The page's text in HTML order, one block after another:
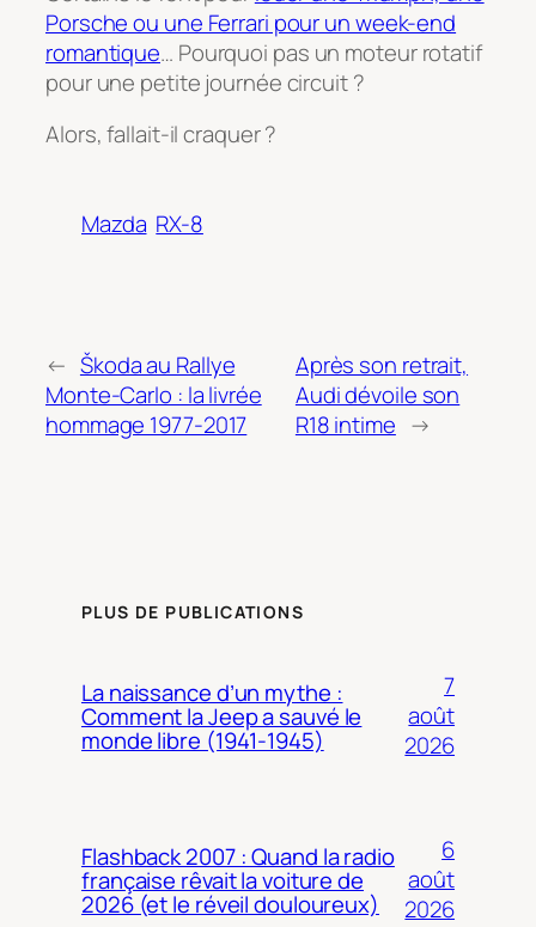
Porsche ou une Ferrari pour un week-end
romantique… Pourquoi pas un moteur rotatif
pour une petite journée circuit ?
Alors, fallait-il craquer ?
Mazda RX-8
← Škoda au Rallye
Monte-Carlo : la livrée
hommage 1977-2017
Après son retrait,
Audi dévoile son
R18 intime →
PLUS DE PUBLICATIONS
La naissance d’un mythe :
Comment la Jeep a sauvé le
monde libre (1941-1945)
7
août
2026
Flashback 2007 : Quand la radio
française rêvait la voiture de
2026 (et le réveil douloureux)
6
août
2026